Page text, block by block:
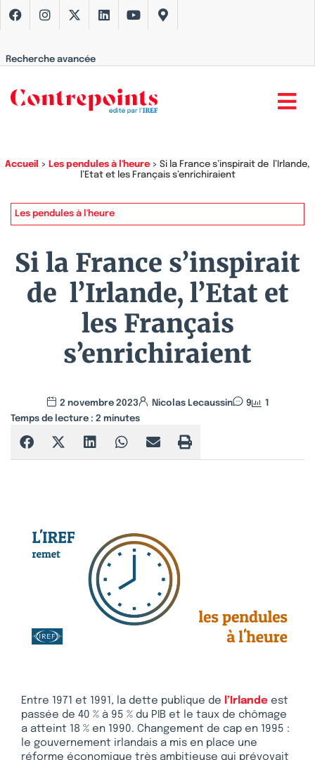
Recherche avancée
Accueil > Les pendules à l'heure > Si la France s’inspirait de l’Irlande,
l’Etat et les Français s’enrichiraient
Les pendules à l'heure
Si la France s’inspirait
de l’Irlande, l’Etat et
les Français
s’enrichiraient
2 novembre 2023 Nicolas Lecaussin 9
1
Temps de lecture : 2 minutes
Entre 1971 et 1991, la dette publique de l’Irlande est
passée de 40 % à 95 % du PIB et le taux de chômage
a atteint 18 % en 1990. Changement de cap en 1995 :
le gouvernement irlandais a mis en place une
réforme économique très ambitieuse qui prévoyait